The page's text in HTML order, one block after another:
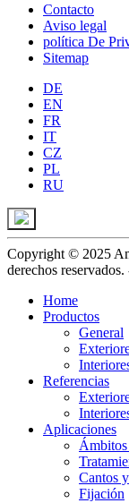
Contacto
Aviso legal
política De
Sitemap
DE
EN
FR
IT
CZ
PL
RU
Copyright © 2025
derechos reservados.
Home
Productos
General
Referencias
Aplicaciones
Cantos
Fijación